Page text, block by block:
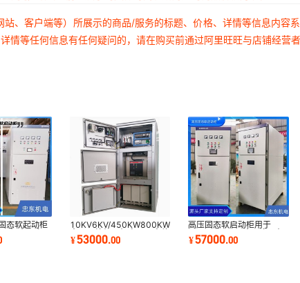
、客户端等）所展示的商品/服务的标题、价格、详情等信息内容
等任何信息有任何疑问的，请在购买前通过阿里旺旺与店铺经营
态软起动柜
机水泵空压
10KV6KV/450KW800KW1120KW
水泵压缩机风机高压固态软
启动柜
¥53000.00
高压固态软启动柜用于
3KV6KV10KV水泵空压机
风机负载起动倍数3.5
¥57000.00